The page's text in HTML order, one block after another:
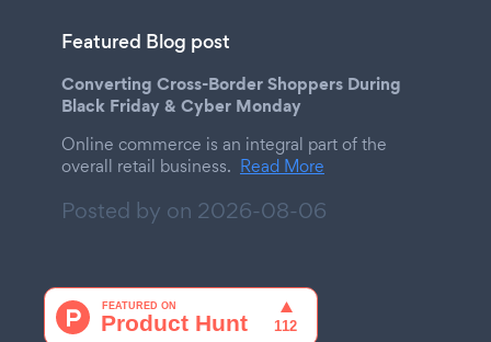
Featured Blog post
Converting Cross-Border Shoppers During
Black Friday & Cyber Monday
Online commerce is an integral part of the
overall retail business. Read More
Posted by on 2026-08-06